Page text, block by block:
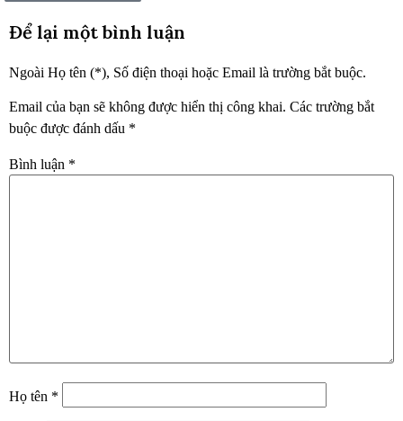
Để lại một bình luận
Ngoài Họ tên (*), Số điện thoại hoặc Email là trường bắt buộc.
Email của bạn sẽ không được hiển thị công khai. Các trường bắt
buộc được đánh dấu *
Bình luận *
Họ tên *